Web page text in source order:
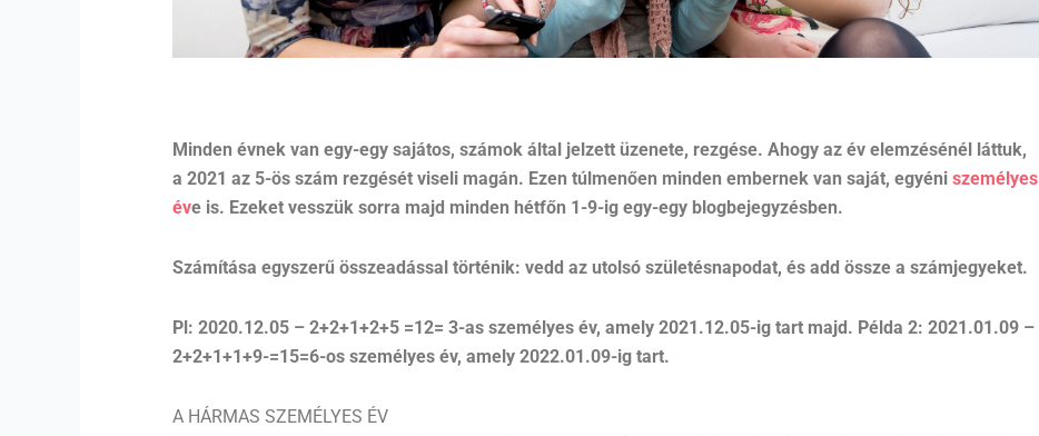
Minden évnek van egy-egy sajátos, számok által jelzett üzenete, rezgése. Ahogy az év elemzésénél láttuk,
a 2021 az 5-ös szám rezgését viseli magán. Ezen túlmenően minden embernek van saját, egyéni személyes
éve is. Ezeket vesszük sorra majd minden hétfőn 1-9-ig egy-egy blogbejegyzésben.
Számítása egyszerű összeadással történik: vedd az utolsó születésnapodat, és add össze a számjegyeket.
Pl: 2020.12.05 – 2+2+1+2+5 =12= 3-as személyes év, amely 2021.12.05-ig tart majd. Példa 2: 2021.01.09 –
2+2+1+1+9-=15=6-os személyes év, amely 2022.01.09-ig tart.
A HÁRMAS SZEMÉLYES ÉV